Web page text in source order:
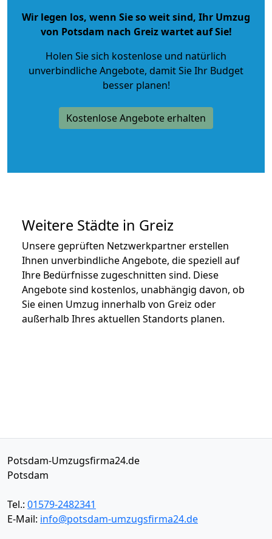
Wir legen los, wenn Sie so weit sind, Ihr Umzug
von Potsdam nach Greiz wartet auf Sie!
Holen Sie sich kostenlose und natürlich
unverbindliche Angebote, damit Sie Ihr Budget
besser planen!
Kostenlose Angebote erhalten
Weitere Städte in Greiz
Unsere geprüften Netzwerkpartner erstellen
Ihnen unverbindliche Angebote, die speziell auf
Ihre Bedürfnisse zugeschnitten sind. Diese
Angebote sind kostenlos, unabhängig davon, ob
Sie einen Umzug innerhalb von Greiz oder
außerhalb Ihres aktuellen Standorts planen.
Potsdam-Umzugsfirma24.de
Potsdam
Tel.: 01579-2482341
E-Mail: info@potsdam-umzugsfirma24.de